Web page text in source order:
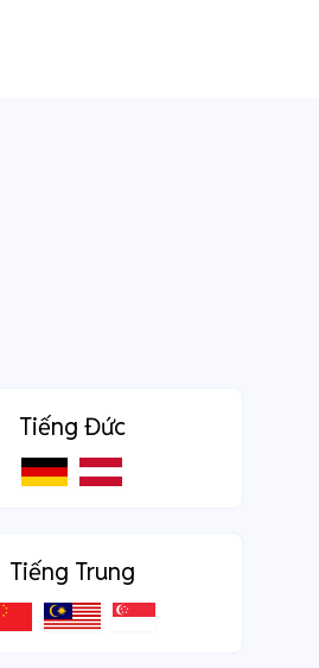
Tiếng Đức
Tiếng Trung